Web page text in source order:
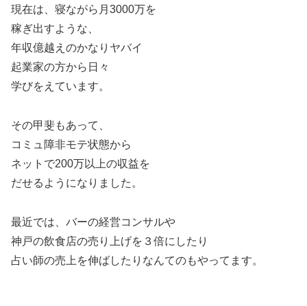
現在は、寝ながら月3000万を
稼ぎ出すような、
年収億越えのかなりヤバイ
起業家の方から日々
学びをえています。
その甲斐もあって、
コミュ障非モテ状態から
ネットで200万以上の収益を
だせるようになりました。
最近では、バーの経営コンサルや
神戸の飲食店の売り上げを３倍にしたり
占い師の売上を伸ばしたりなんてのもやってます。